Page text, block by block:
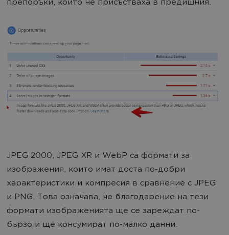
препоръки, които не присъстваха в предишния.
JPEG 2000, JPEG XR и WebP са формати за
изображения, които имат доста по-добри
характеристики и компресия в сравнение с JPEG
и PNG. Това означава, че благодарение на тези
формати изображенията ще се зареждат по-
бързо и ще консумират по-малко данни.